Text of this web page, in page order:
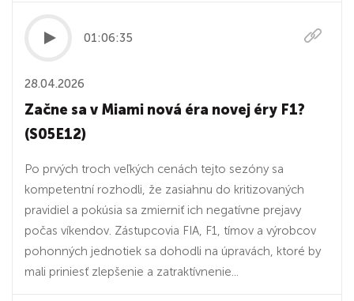
01:06:35
28.04.2026
Začne sa v Miami nová éra novej éry F1?
(S05E12)
Po prvých troch veľkých cenách tejto sezóny sa
kompetentní rozhodli, že zasiahnu do kritizovaných
pravidiel a pokúsia sa zmierniť ich negatívne prejavy
počas víkendov. Zástupcovia FIA, F1, tímov a výrobcov
pohonných jednotiek sa dohodli na úpravách, ktoré by
mali priniesť zlepšenie a zatraktívnenie...